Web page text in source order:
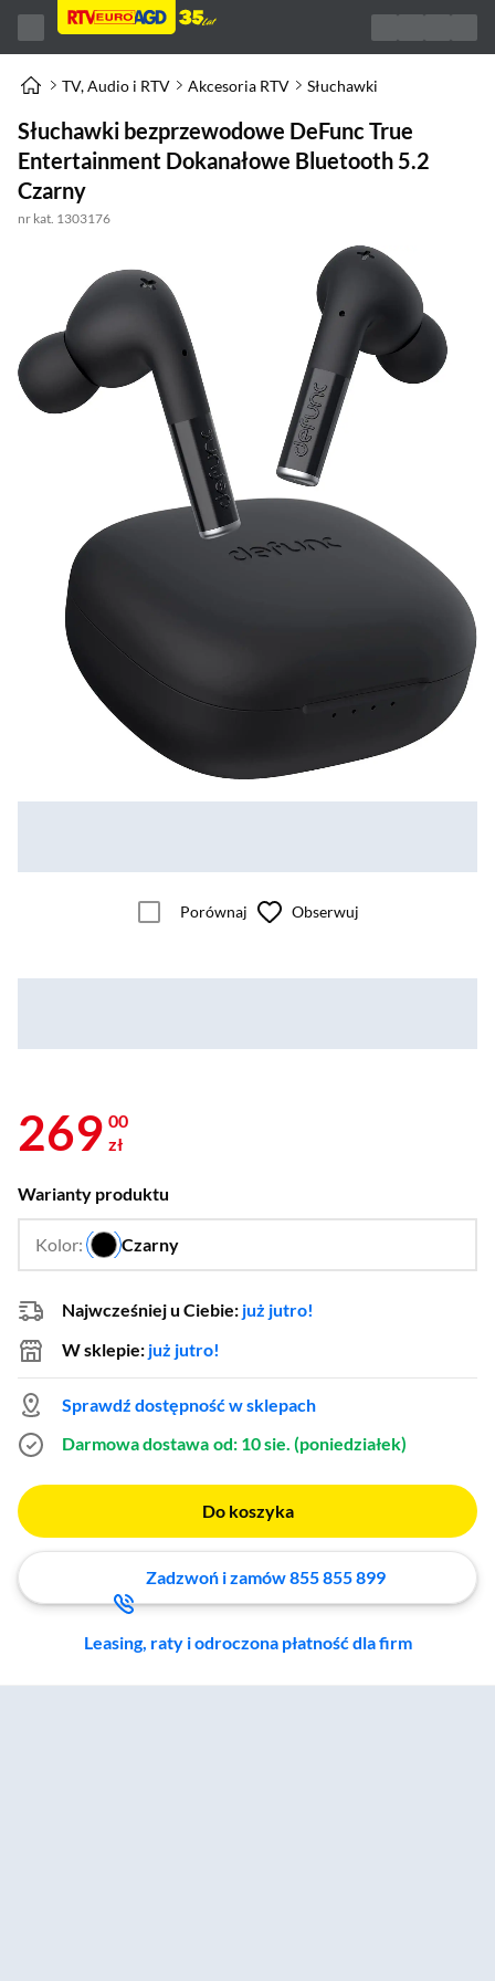
TV, Audio i RTV Akcesoria RTV Słuchawki
Słuchawki bezprzewodowe DeFunc True
Entertainment Dokanałowe Bluetooth 5.2
Czarny
nr kat. 1303176
Porównaj Obserwuj
269 00
zł
Warianty produktu
Kolor: Czarny
…
Najwcześniej u Ciebie: już jutro!
W sklepie: już jutro!
Sprawdź dostępność w sklepach
Darmowa dostawa od: 10 sie. (poniedziałek)
Do koszyka
Zadzwoń i zamów 855 855 899
Leasing, raty i odroczona płatność dla firm